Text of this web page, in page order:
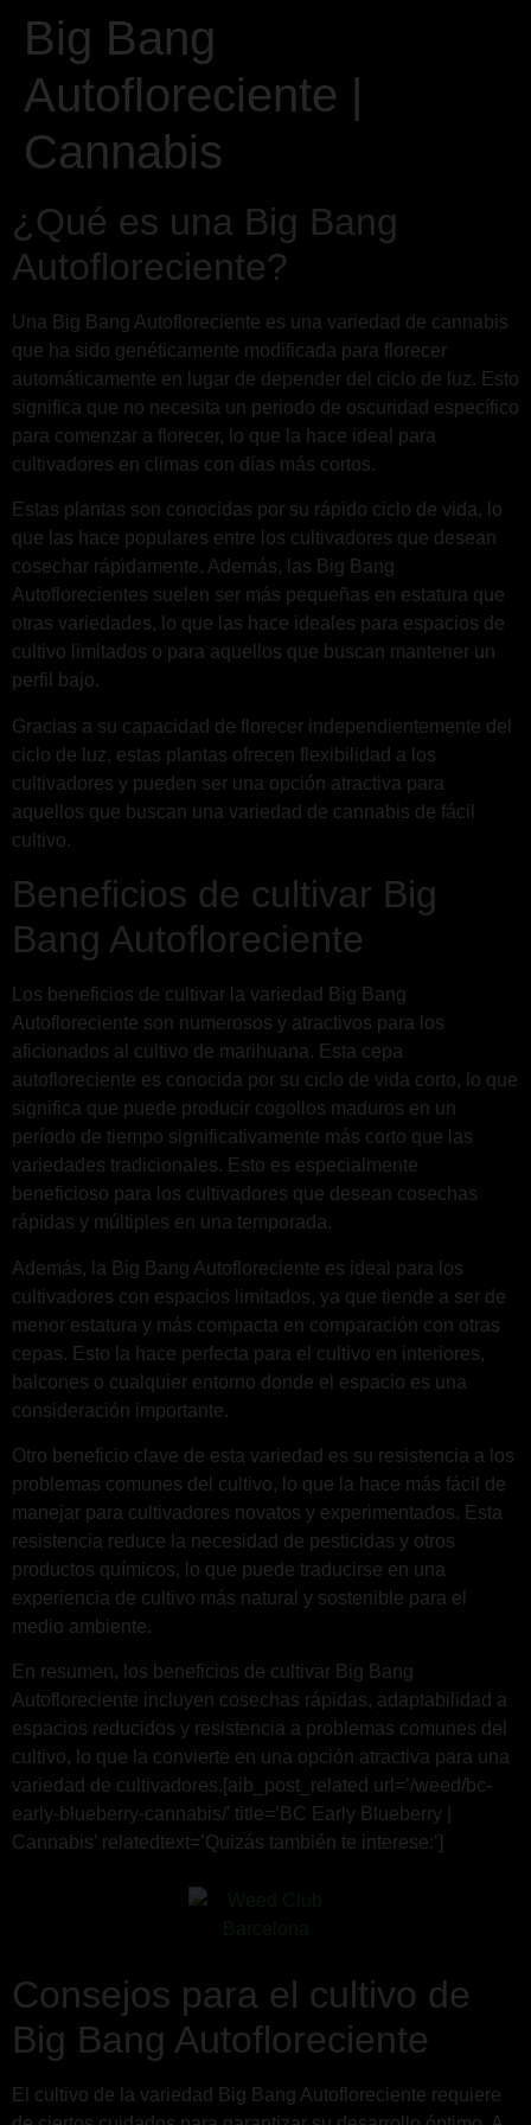
Big Bang
Autofloreciente |
Cannabis
¿Qué es una Big Bang
Autofloreciente?
Una Big Bang Autofloreciente es una variedad de cannabis
que ha sido genéticamente modificada para florecer
automáticamente en lugar de depender del ciclo de luz. Esto
significa que no necesita un periodo de oscuridad específico
para comenzar a florecer, lo que la hace ideal para
cultivadores en climas con días más cortos.
Estas plantas son conocidas por su rápido ciclo de vida, lo
que las hace populares entre los cultivadores que desean
cosechar rápidamente. Además, las Big Bang
Autoflorecientes suelen ser más pequeñas en estatura que
otras variedades, lo que las hace ideales para espacios de
cultivo limitados o para aquellos que buscan mantener un
perfil bajo.
Gracias a su capacidad de florecer independientemente del
ciclo de luz, estas plantas ofrecen flexibilidad a los
cultivadores y pueden ser una opción atractiva para
aquellos que buscan una variedad de cannabis de fácil
cultivo.
Beneficios de cultivar Big
Bang Autofloreciente
Los beneficios de cultivar la variedad Big Bang
Autofloreciente son numerosos y atractivos para los
aficionados al cultivo de marihuana. Esta cepa
autofloreciente es conocida por su ciclo de vida corto, lo que
significa que puede producir cogollos maduros en un
período de tiempo significativamente más corto que las
variedades tradicionales. Esto es especialmente
beneficioso para los cultivadores que desean cosechas
rápidas y múltiples en una temporada.
Además, la Big Bang Autofloreciente es ideal para los
cultivadores con espacios limitados, ya que tiende a ser de
menor estatura y más compacta en comparación con otras
cepas. Esto la hace perfecta para el cultivo en interiores,
balcones o cualquier entorno donde el espacio es una
consideración importante.
Otro beneficio clave de esta variedad es su resistencia a los
problemas comunes del cultivo, lo que la hace más fácil de
manejar para cultivadores novatos y experimentados. Esta
resistencia reduce la necesidad de pesticidas y otros
productos químicos, lo que puede traducirse en una
experiencia de cultivo más natural y sostenible para el
medio ambiente.
En resumen, los beneficios de cultivar Big Bang
Autofloreciente incluyen cosechas rápidas, adaptabilidad a
espacios reducidos y resistencia a problemas comunes del
cultivo, lo que la convierte en una opción atractiva para una
variedad de cultivadores.[aib_post_related url=’/weed/bc-
early-blueberry-cannabis/’ title=’BC Early Blueberry |
Cannabis’ relatedtext=’Quizás también te interese:’]
Consejos para el cultivo de
Big Bang Autofloreciente
El cultivo de la variedad Big Bang Autofloreciente requiere